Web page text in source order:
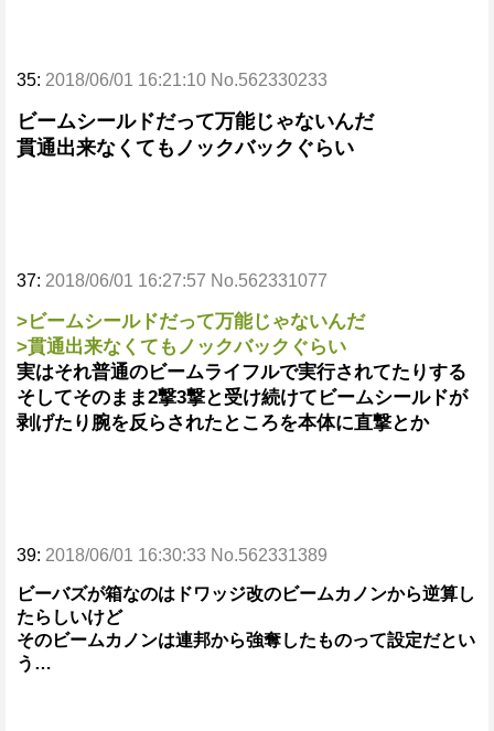
35: 2018/06/01 16:21:10 No.562330233
ビームシールドだって万能じゃないんだ
貫通出来なくてもノックバックぐらい
37: 2018/06/01 16:27:57 No.562331077
>ビームシールドだって万能じゃないんだ
>貫通出来なくてもノックバックぐらい
実はそれ普通のビームライフルで実行されてたりする
そしてそのまま2撃3撃と受け続けてビームシールドが
剥げたり腕を反らされたところを本体に直撃とか
39: 2018/06/01 16:30:33 No.562331389
ビーバズが箱なのはドワッジ改のビームカノンから逆算し
たらしいけど
そのビームカノンは連邦から強奪したものって設定だとい
う…